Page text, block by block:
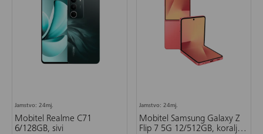
Jamstvo: 24mj.
Mobitel Realme C71
6/128GB, sivi
Jamstvo: 24mj.
Mobitel Samsung Galaxy Z
Flip 7 5G 12/512GB, koraljno